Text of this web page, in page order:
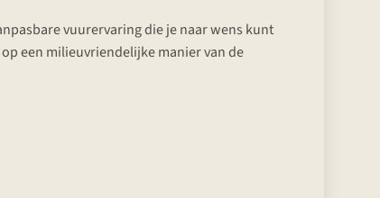
vuurervaring die je naar wens kunt
een milieuvriendelijke manier van de